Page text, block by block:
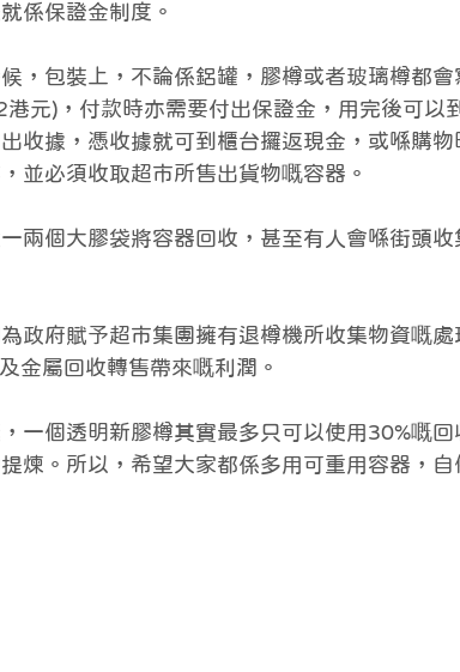
係保證金制度。
，包裝上，不論係鋁罐，膠樽或者玻璃樽都會
元)，付款時亦需要付出保證金，用完後可以
收據，憑收據就可到櫃台攞返現金，或喺購物
並必須收取超市所售出貨物嘅容器。
兩個大膠袋將容器回收，甚至有人會喺街頭
政府賦予超市集團擁有退樽機所收集物資嘅處
金屬回收轉售帶來嘅利潤。
一個透明新膠樽其實最多只可以使用30%嘅回
煉。所以，希望大家都係多用可重用容器，自